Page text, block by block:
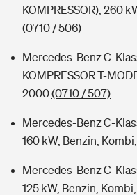
KOMPRESSOR), 260
(0710 / 506)
Mercedes-Benz C-
KOMPRESSOR T-
2000(0710 / 507)
Mercedes-Benz C-
160 kW, Benzin,
Mercedes-Benz C-
125 kW, Benzin,